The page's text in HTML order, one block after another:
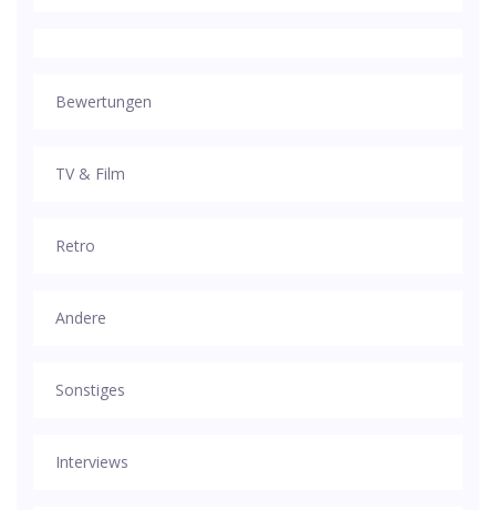
Bewertungen
TV & Film
Retro
Andere
Sonstiges
Interviews